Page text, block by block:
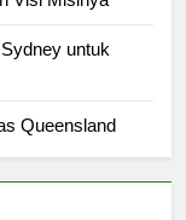
untuk